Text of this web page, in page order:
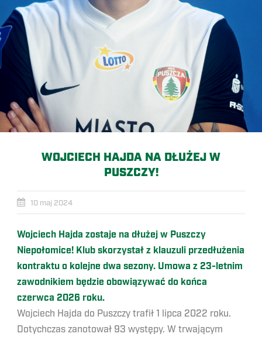
WOJCIECH HAJDA NA DŁUŻEJ W
PUSZCZY!
10 maj 2024
Wojciech Hajda zostaje na dłużej w Puszczy
Niepołomice! Klub skorzystał z klauzuli przedłużenia
kontraktu o kolejne dwa sezony. Umowa z 23-letnim
zawodnikiem będzie obowiązywać do końca
czerwca 2026 roku.
Wojciech Hajda do Puszczy trafił 1 lipca 2022 roku.
Dotychczas zanotował 93 występy. W trwającym